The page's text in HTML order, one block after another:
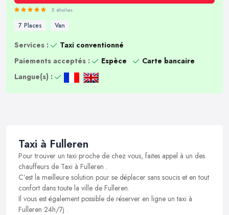
5 étoiles
7 Places Van
Services :
Taxi conventionné
Paiements acceptés :
Espèce
Carte bancaire
Langue(s) :
Taxi à Fulleren
Pour trouver un taxi proche de chez vous, faites appel à un des
chauffeurs de Taxi à Fulleren .
C’est la meilleure solution pour se déplacer sans soucis et en tout
confort dans toute la ville de Fulleren.
Il vous est également possible de réserver en ligne un taxi à
Fulleren 24h/7j .